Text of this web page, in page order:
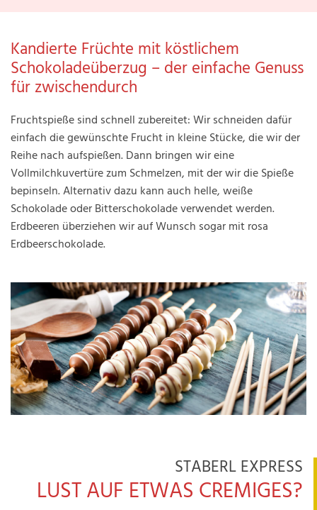
Kandierte Früchte mit köstlichem
Schokoladeüberzug – der einfache Genuss
für zwischendurch
Fruchtspieße sind schnell zubereitet: Wir schneiden dafür
einfach die gewünschte Frucht in kleine Stücke, die wir der
Reihe nach aufspießen. Dann bringen wir eine
Vollmilchkuvertüre zum Schmelzen, mit der wir die Spieße
bepinseln. Alternativ dazu kann auch helle, weiße
Schokolade oder Bitterschokolade verwendet werden.
Erdbeeren überziehen wir auf Wunsch sogar mit rosa
Erdbeerschokolade.
STABERL EXPRESS
LUST AUF ETWAS CREMIGES?